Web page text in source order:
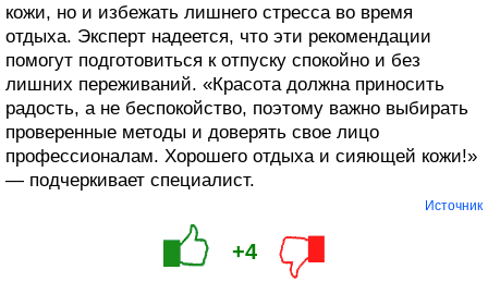
кожи, но и избежать лишнего стресса во время
отдыха. Эксперт надеется, что эти рекомендации
помогут подготовиться к отпуску спокойно и без
лишних переживаний. «Красота должна приносить
радость, а не беспокойство, поэтому важно выбирать
проверенные методы и доверять свое лицо
профессионалам. Хорошего отдыха и сияющей кожи!»
— подчеркивает специалист.
Источник
+4